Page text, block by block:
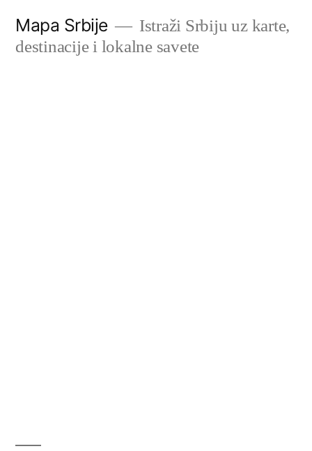
Mapa Srbije
Istraži Srbiju uz karte,
destinacije i lokalne savete